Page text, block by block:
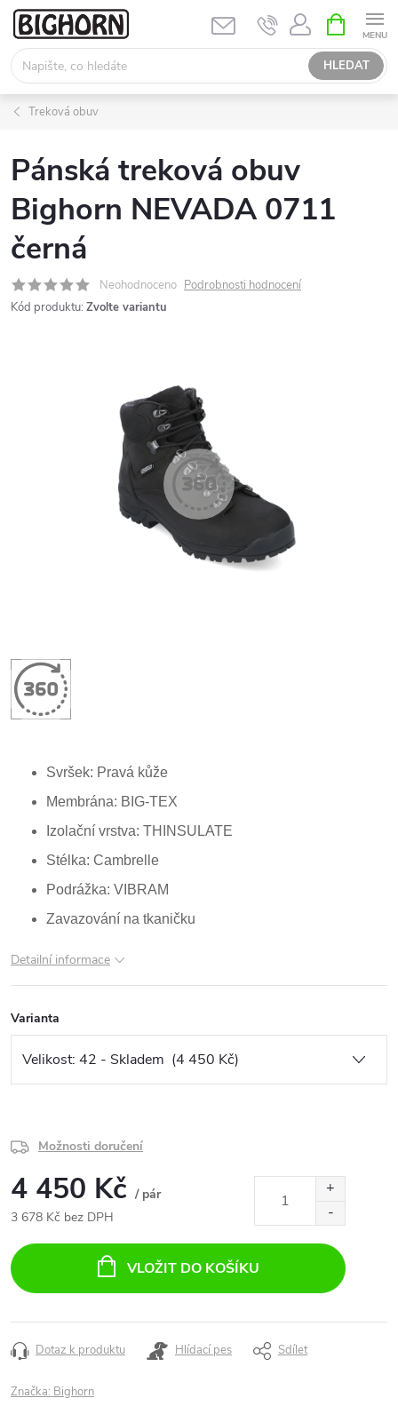
Přejít
obsah
HLEDAT
NÁKUPNÍ
KOŠÍK
Treková obuv
Pánská treková obuv
Bighorn NEVADA 0711
černá
Neohodnoceno Podrobnosti hodnocení
Kód produktu: Zvolte variantu
Svršek: Pravá kůže
Membrána: BIG-TEX
Izolační vrstva: THINSULATE
Stélka: Cambrelle
Podrážka: VIBRAM
Zavazování na tkaničku
Detailní informace
Varianta
Možnosti doručení
4 450 Kč / pár
3 678 Kč bez DPH
cena:
VLOŽIT DO KOŠÍKU
Dotaz k produktu Hlídací pes Sdílet
Značka: Bighorn